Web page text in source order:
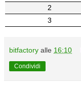
2
3
bitfactory alle 16:10
Condividi